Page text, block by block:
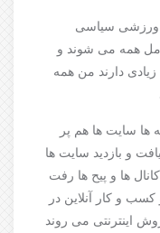
ورزشی سیاسی
همه می شوند و
دارند من همه
ها سایت ها هم پر
و بازدید سایت ها
ها و پیح ها رفت
و کار آنلاین در
اینترنتی می روند